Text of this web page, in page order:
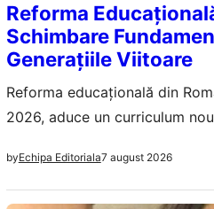
Reforma
Schimbare
Generațiile Viitoare
Reforma educațională din
2026, aduce un curriculum
byEchipa Editoriala7 august 2026